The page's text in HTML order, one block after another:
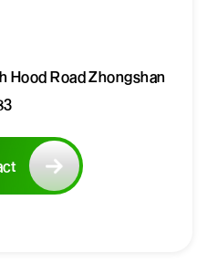
Hood Road Zhongshan